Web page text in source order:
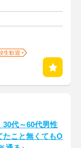
生歓迎
30代～60代男性
たこと無くてもO